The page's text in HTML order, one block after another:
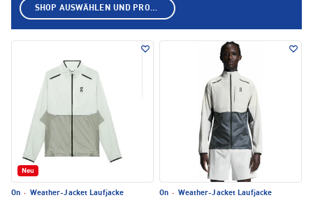
Neu
On · Weather-Jacket Laufjacke
On · Weather-Jacket Laufjacke
SHOP AUSWÄHLEN UND PRODUKTE ANZEIGEN